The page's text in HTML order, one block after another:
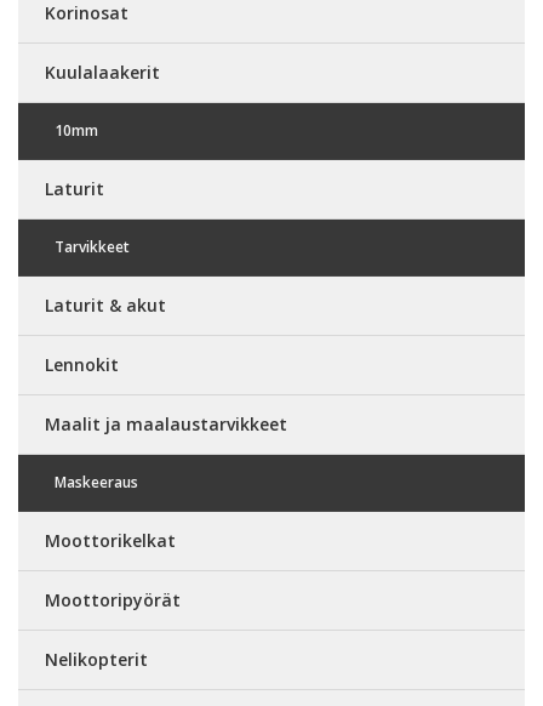
Korinosat
Kuulalaakerit
10mm
Laturit
Tarvikkeet
Laturit & akut
Lennokit
Maalit ja maalaustarvikkeet
Maskeeraus
Moottorikelkat
Moottoripyörät
Nelikopterit